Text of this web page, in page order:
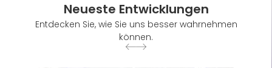
Neueste Entwicklungen
Entdecken Sie, wie Sie uns besser wahrnehmen
können.